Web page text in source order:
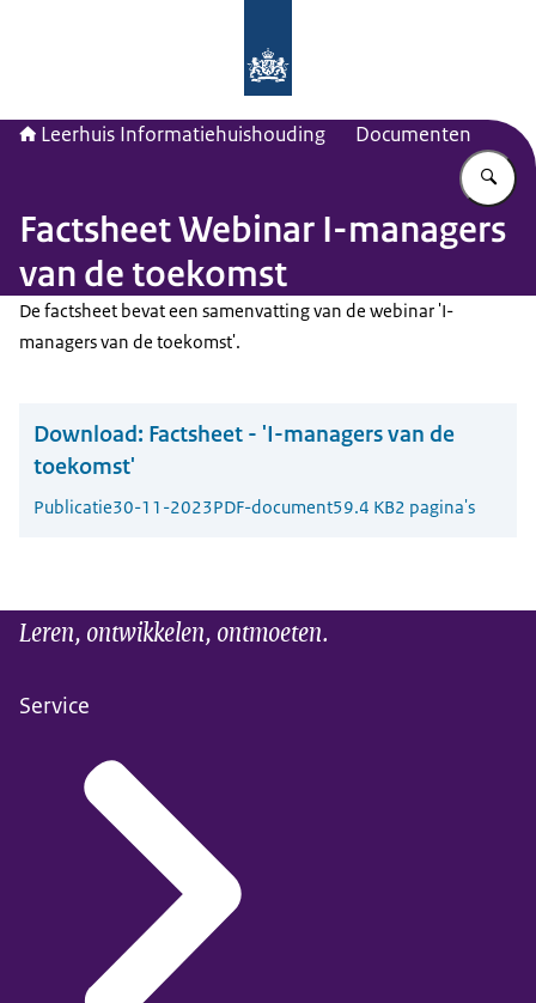
Leerhuis Informatiehuishouding Documenten
Factsheet Webinar I-managers
van de toekomst
De factsheet bevat een samenvatting van de webinar 'I-
managers van de toekomst'.
Download: Factsheet - 'I-managers van de
toekomst'
Publicatie30-11-2023PDF-document59.4 KB2 pagina's
Leren, ontwikkelen, ontmoeten.
Service